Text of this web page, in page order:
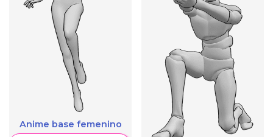
Anime base femenino